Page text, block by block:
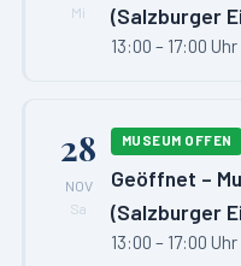
Mi
(Salzburger
13:00 – 17:00 Uhr
28
NOV
Sa
MUSEUM OFFEN
Geöffnet –
(Salzburger
13:00 – 17:00 Uhr